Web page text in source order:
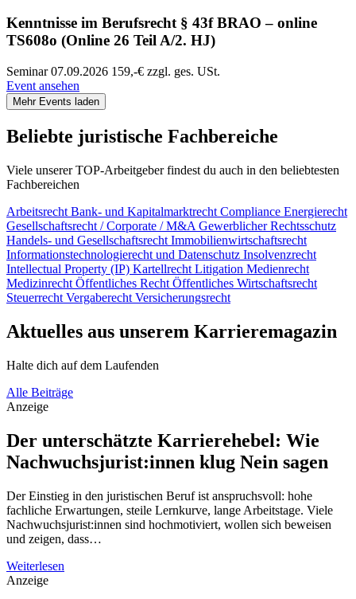
Kenntnisse im Berufsrecht § 43f BRAO – online
TS608o (Online 26 Teil A/2. HJ)
Seminar07.09.2026 159,-€ zzgl. ges. USt.
Event ansehen
Mehr Events laden
Beliebte juristische Fachbereiche
Viele unserer TOP-Arbeitgeber findest du auch in den beliebtesten
Fachbereichen
Arbeitsrecht Bank- und Kapitalmarktrecht Compliance Energierecht
Gesellschaftsrecht / Corporate / M&A Gewerblicher Rechtsschutz
Handels- und Gesellschaftsrecht Immobilienwirtschaftsrecht
Informationstechnologierecht und Datenschutz Insolvenzrecht
Intellectual Property (IP) Kartellrecht Litigation Medienrecht
Medizinrecht Öffentliches Recht Öffentliches Wirtschaftsrecht
Steuerrecht Vergaberecht Versicherungsrecht
Aktuelles aus unserem Karrieremagazin
Halte dich auf dem Laufenden
Alle Beiträge
Anzeige
Der unterschätzte Karrierehebel: Wie
Nachwuchsjurist:innen klug Nein sagen
Der Einstieg in den juristischen Beruf ist anspruchsvoll: hohe
fachliche Erwartungen, steile Lernkurve, lange Arbeitstage. Viele
Nachwuchsjurist:innen sind hochmotiviert, wollen sich beweisen
und zeigen, dass…
Weiterlesen
Anzeige